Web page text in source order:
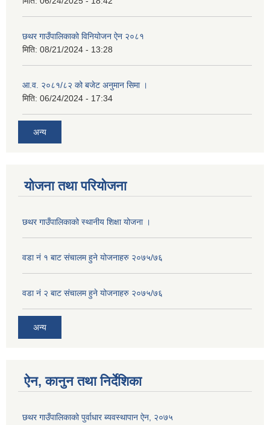
छथर गाउँपालिकाको विनियोजन ऐन २०८१
मिति: 08/21/2024 - 13:28
आ.व. २०८१/८२ को बजेट अनुमान सिमा ।
मिति: 06/24/2024 - 17:34
अन्य
योजना तथा परियोजना
छथर गाउँपालिकाको स्थानीय शिक्षा योजना ।
वडा नं १ बाट संचालम हुने योजनाहरु २०७५/७६
वडा नं २ बाट संचालम हुने योजनाहरु २०७५/७६
अन्य
ऐन, कानुन तथा निर्देशिका
छथर गाउँपालिकाको पुर्वाधार ब्यवस्थापान ऐन, २०७५